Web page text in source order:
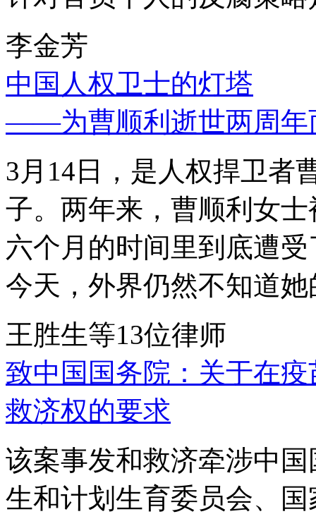
李金芳
中国人权卫士的灯塔
——为曹顺利逝世两周年
3月14日，是人权捍卫者
子。两年来，曹顺利女
六个月的时间里到底遭
今天，外界仍然不知道
王胜生等13位律师
致中国国务院：关于在
救济权的要求
该案事发和救济牵涉中
生和计划生育委员会、